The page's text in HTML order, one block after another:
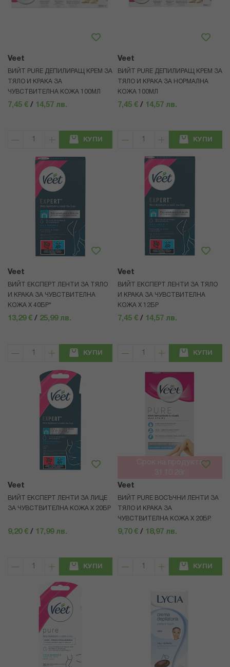
Veet
ВИЙТ PURE ДЕПИЛИРАЩ КРЕМ ЗА
ТЯЛО И КРАКА ЗА
ЧУВСТВИТЕЛНА КОЖА 100МЛ
7,45 € / 14,57 лв.
КУПИ
Veet
ВИЙТ PURE ДЕПИЛИРАЩ КРЕМ ЗА
ТЯЛО И КРАКА ЗА НОРМАЛНА
КОЖА 100МЛ
7,45 € / 14,57 лв.
КУПИ
Veet
ВИЙТ ЕКСПЕРТ ЛЕНТИ ЗА ТЯЛО
И КРАКА ЗА ЧУВСТВИТЕЛНА
КОЖА Х 40БР*
13,29 € / 25,99 лв.
КУПИ
Veet
ВИЙТ ЕКСПЕРТ ЛЕНТИ ЗА ТЯЛО
И КРАКА ЗА ЧУВСТВИТЕЛНА
КОЖА Х 12БР
7,45 € / 14,57 лв.
КУПИ
Veet
ВИЙТ ЕКСПЕРТ ЛЕНТИ ЗА ЛИЦЕ
ЗА ЧУВСТВИТЕЛНА КОЖА Х 20БР
9,20 € / 17,99 лв.
КУПИ
Срок на продукта
Veet
ВИЙТ PURE ВОСЪЧНИ ЛЕНТИ ЗА
ТЯЛО И КРАКА ЗА
ЧУВСТВИТЕЛНА КОЖА Х 20БР.
9,70 € / 18,97 лв.
КУПИ